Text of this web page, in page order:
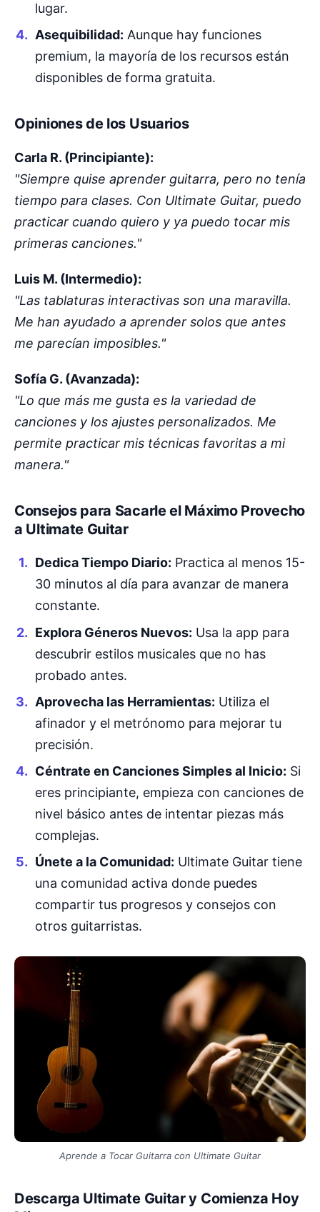
lugar.
Asequibilidad: Aunque hay funciones
premium, la mayoría de los recursos están
disponibles de forma gratuita.
Opiniones de los Usuarios
Carla R. (Principiante):
"Siempre quise aprender guitarra, pero no tenía
tiempo para clases. Con Ultimate Guitar, puedo
practicar cuando quiero y ya puedo tocar mis
primeras canciones."
Luis M. (Intermedio):
"Las tablaturas interactivas son una maravilla.
Me han ayudado a aprender solos que antes
me parecían imposibles."
Sofía G. (Avanzada):
"Lo que más me gusta es la variedad de
canciones y los ajustes personalizados. Me
permite practicar mis técnicas favoritas a mi
manera."
Consejos para Sacarle el Máximo Provecho
a Ultimate Guitar
Dedica Tiempo Diario: Practica al menos 15-
30 minutos al día para avanzar de manera
constante.
Explora Géneros Nuevos: Usa la app para
descubrir estilos musicales que no has
probado antes.
Aprovecha las Herramientas: Utiliza el
afinador y el metrónomo para mejorar tu
precisión.
Céntrate en Canciones Simples al Inicio: Si
eres principiante, empieza con canciones de
nivel básico antes de intentar piezas más
complejas.
Únete a la Comunidad: Ultimate Guitar tiene
una comunidad activa donde puedes
compartir tus progresos y consejos con
otros guitarristas.
Aprende a Tocar Guitarra con Ultimate Guitar
Descarga Ultimate Guitar y Comienza Hoy